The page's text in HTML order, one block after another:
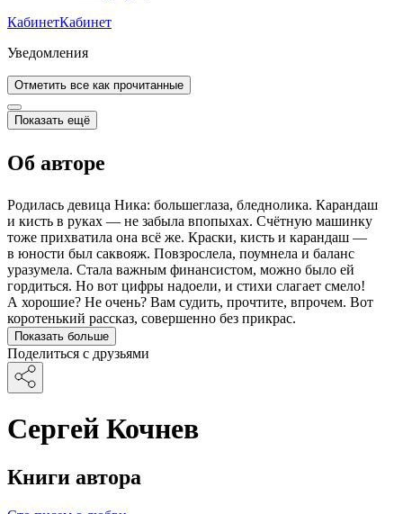
КабинетКабинет
Уведомления
Отметить все как прочитанные
Показать ещё
Об авторе
Родилась девица Ника: большеглаза, бледнолика. Карандаш
и кисть в руках — не забыла впопыхах. Счётную машинку
тоже прихватила она всё же. Краски, кисть и карандаш —
в юности был саквояж. Повзрослела, поумнела и баланс
уразумела. Стала важным финансистом, можно было ей
гордиться. Но вот цифры надоели, и стихи слагает смело!
А хорошие? Не очень? Вам судить, прочтите, впрочем. Вот
коротенький рассказ, совершенно без прикрас.
Показать больше
Поделиться с друзьями
Сергей Кочнев
Книги автора